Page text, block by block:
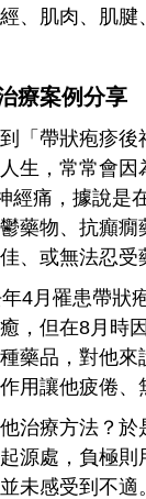
、肌肉、肌腱
療案例分享
「帶狀疱疹
生，常常會
經痛，據說是
藥物、抗癲
、或無法忍受
4月罹患帶狀
，但在8月時
藥品，對他
用讓他疲倦、
治療方法？
源處，負極
未感受到不適。